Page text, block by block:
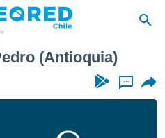
(Antioquia)
...